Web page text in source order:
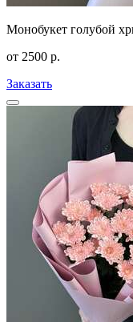
Монобукет голубой
от 2500 р.
Заказать